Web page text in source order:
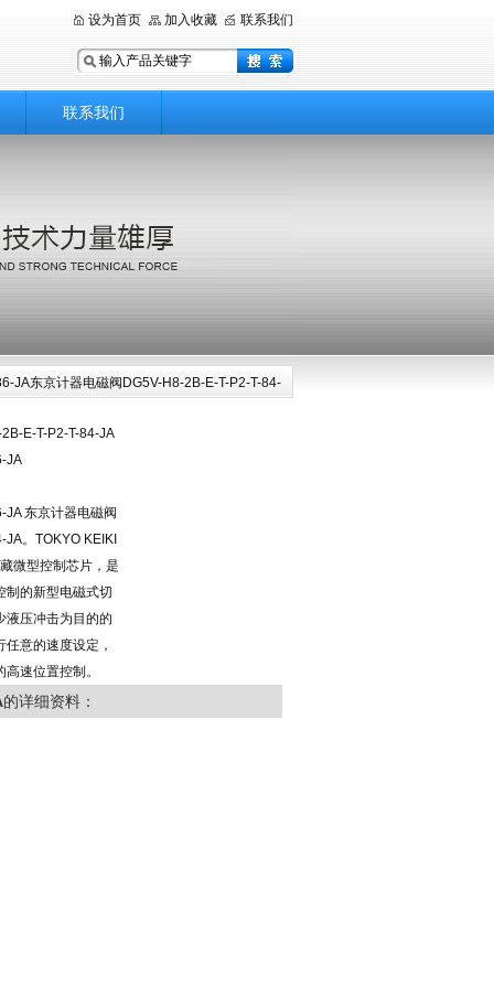
设为首页 加入收藏 联系我们
联系我们
JA东京计器电磁阀DG5V-H8-2B-E-T-P2-T-84-
E-T-P2-T-84-JA
JA
JA 东京计器电磁阀
。TOKYO KEIKI
微型控制芯片，是
制的新型电磁式切
液压冲击为目的的
意的速度设定，
速位置控制。
的详细资料：